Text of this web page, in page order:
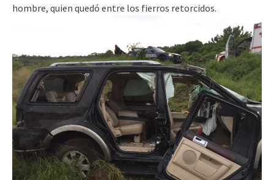
hombre, quien quedó entre los fierros retorcidos.